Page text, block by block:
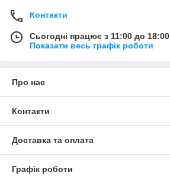
Контакти
Сьогодні працює з 11:00 до 18:00
Показати весь графік роботи
Про нас
Контакти
Доставка та оплата
Графік роботи